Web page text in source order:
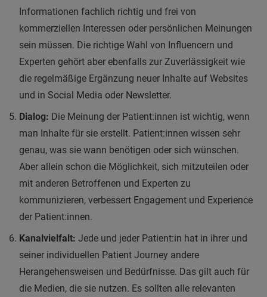
Informationen fachlich richtig und frei von
kommerziellen Interessen oder persönlichen Meinungen
sein müssen. Die richtige Wahl von Influencern und
Experten gehört aber ebenfalls zur Zuverlässigkeit wie
die regelmäßige Ergänzung neuer Inhalte auf Websites
und in Social Media oder Newsletter.
Dialog: Die Meinung der Patient:innen ist wichtig, wenn
man Inhalte für sie erstellt. Patient:innen wissen sehr
genau, was sie wann benötigen oder sich wünschen.
Aber allein schon die Möglichkeit, sich mitzuteilen oder
mit anderen Betroffenen und Experten zu
kommunizieren, verbessert Engagement und Experience
der Patient:innen.
Kanalvielfalt: Jede und jeder Patient:in hat in ihrer und
seiner individuellen Patient Journey andere
Herangehensweisen und Bedürfnisse. Das gilt auch für
die Medien, die sie nutzen. Es sollten alle relevanten